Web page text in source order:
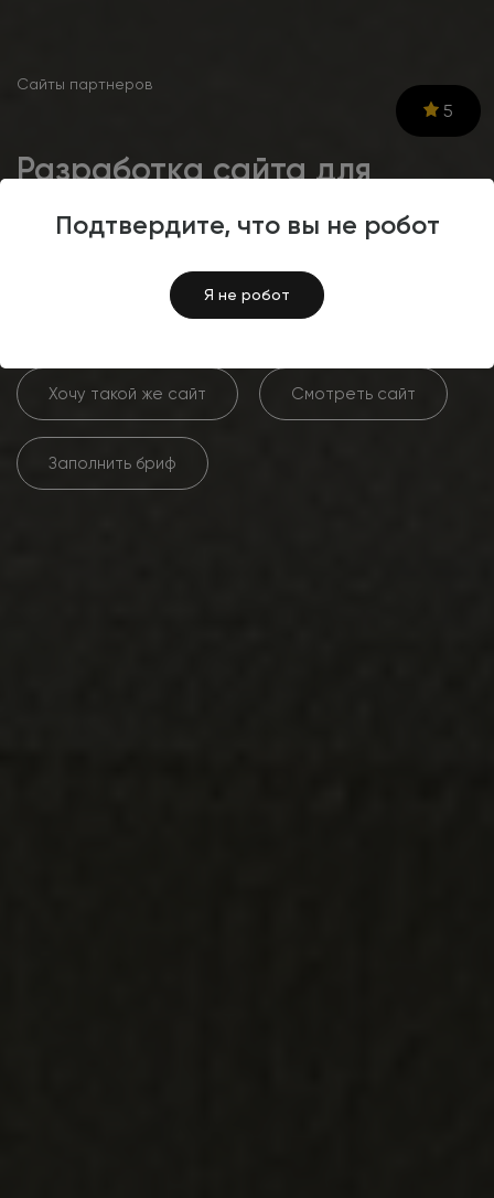
Подтвердите, что вы не робот
Я не робот
Сайты партнеров
Разработка сайта для
производителя мебели с
уникальным дизайном
Weltew Home
Хочу такой же сайт Смотреть сайт
Заполнить бриф
5